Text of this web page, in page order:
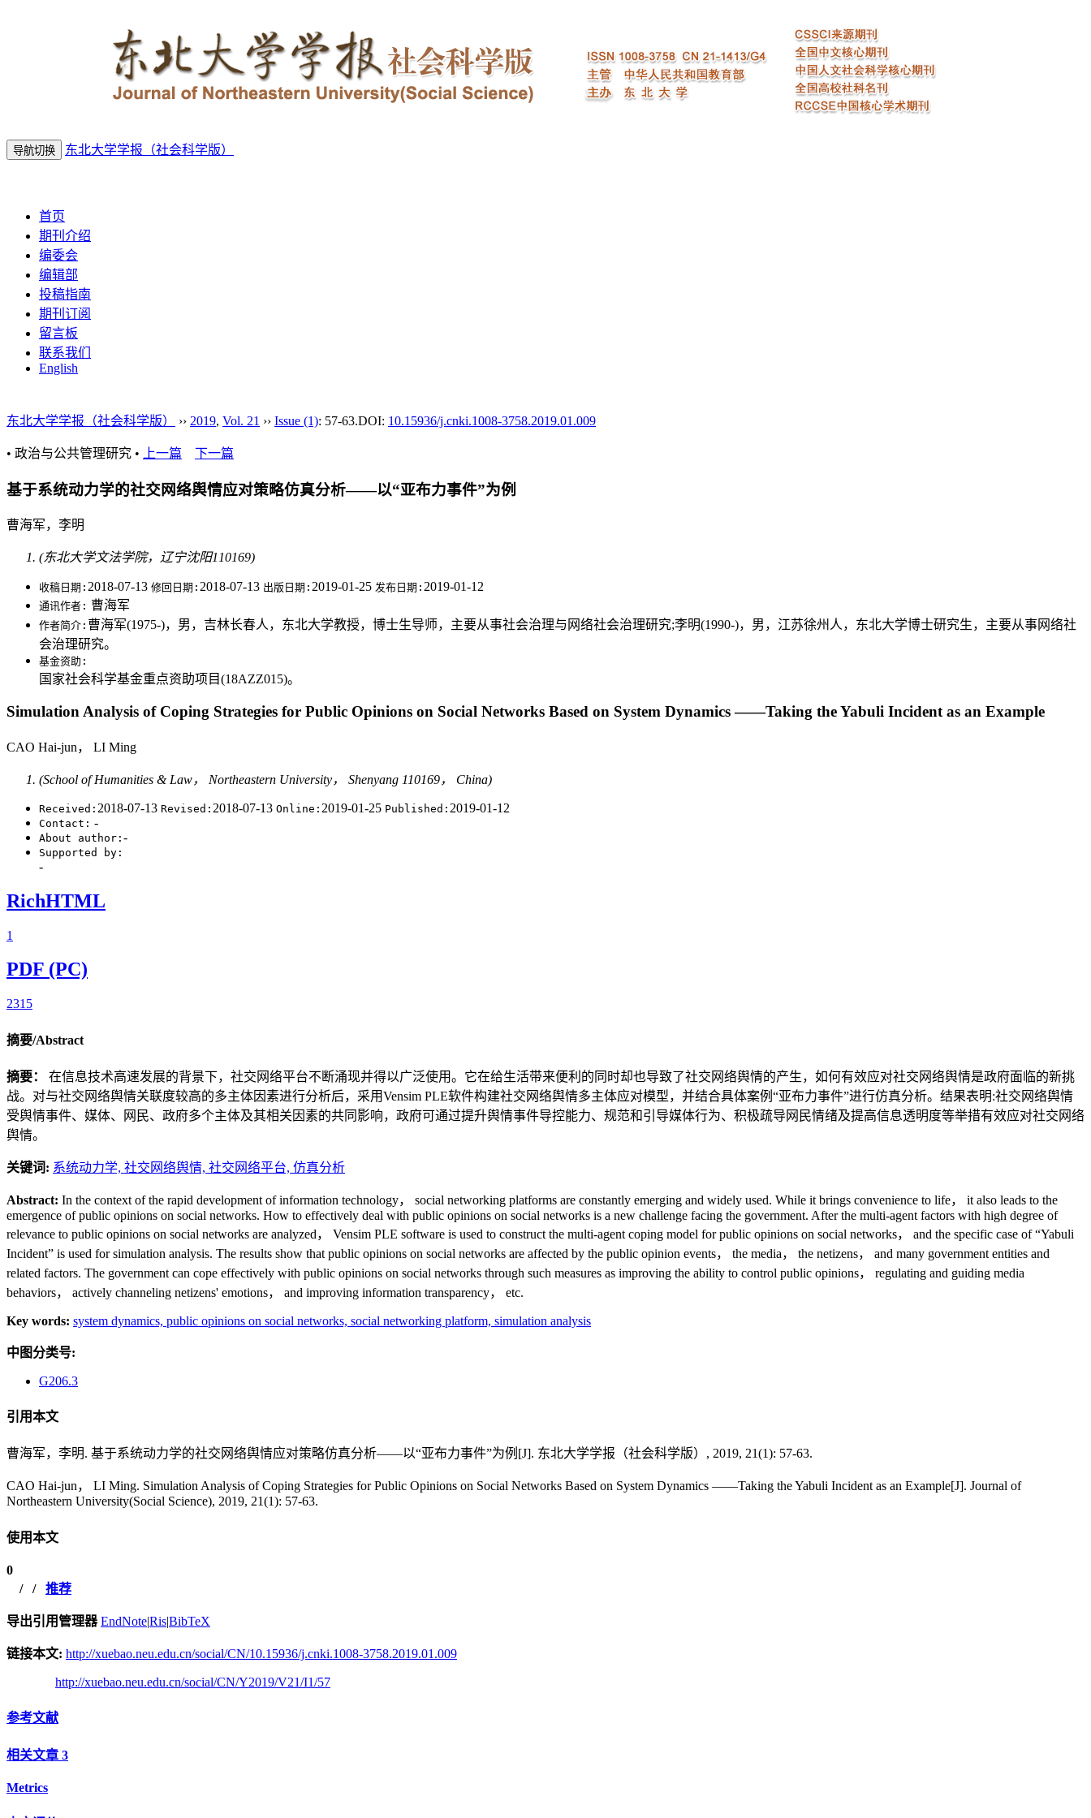
导航切换 东北大学学报（社会科学版）
首页
期刊介绍
编委会
编辑部
投稿指南
期刊订阅
留言板
联系我们
English
东北大学学报（社会科学版） ›› 2019, Vol. 21 ›› Issue (1): 57-63.DOI: 10.15936/j.cnki.1008-3758.2019.01.009
• 政治与公共管理研究 • 上一篇 下一篇
基于系统动力学的社交网络舆情应对策略仿真分析——以“亚布力事件”为例
曹海军，李明
(东北大学文法学院，辽宁沈阳110169)
收稿日期: 2018-07-13 修回日期: 2018-07-13 出版日期: 2019-01-25 发布日期: 2019-01-12
通讯作者: 曹海军
作者简介: 曹海军(1975-)，男，吉林长春人，东北大学教授，博士生导师，主要从事社会治理与网络社会治理研究;李明(1990-)，男，江苏徐州人，东北大学博士研究生，主要从事网络社
会治理研究。
基金资助:
国家社会科学基金重点资助项目(18AZZ015)。
Simulation Analysis of Coping Strategies for Public Opinions on Social Networks Based on System Dynamics ——Taking the Yabuli Incident as an Example
CAO Hai-jun， LI Ming
(School of Humanities & Law， Northeastern University， Shenyang 110169， China)
Received: 2018-07-13 Revised: 2018-07-13 Online: 2019-01-25 Published: 2019-01-12
Contact: -
About author: -
Supported by:
-
RichHTML
1
PDF (PC)
2315
摘要/Abstract
摘要： 在信息技术高速发展的背景下，社交网络平台不断涌现并得以广泛使用。它在给生活带来便利的同时却也导致了社交网络舆情的产生，如何有效应对社交网络舆情是政府面临的新挑
战。对与社交网络舆情关联度较高的多主体因素进行分析后，采用Vensim PLE软件构建社交网络舆情多主体应对模型，并结合具体案例“亚布力事件”进行仿真分析。结果表明:社交网络舆情
受舆情事件、媒体、网民、政府多个主体及其相关因素的共同影响，政府可通过提升舆情事件导控能力、规范和引导媒体行为、积极疏导网民情绪及提高信息透明度等举措有效应对社交网络
舆情。
关键词: 系统动力学, 社交网络舆情, 社交网络平台, 仿真分析
Abstract: In the context of the rapid development of information technology， social networking platforms are constantly emerging and widely used. While it brings convenience to life， it also leads to the
emergence of public opinions on social networks. How to effectively deal with public opinions on social networks is a new challenge facing the government. After the multi-agent factors with high degree of
relevance to public opinions on social networks are analyzed， Vensim PLE software is used to construct the multi-agent coping model for public opinions on social networks， and the specific case of “Yabuli
Incident” is used for simulation analysis. The results show that public opinions on social networks are affected by the public opinion events， the media， the netizens， and many government entities and
related factors. The government can cope effectively with public opinions on social networks through such measures as improving the ability to control public opinions， regulating and guiding media
behaviors， actively channeling netizens' emotions， and improving information transparency， etc.
Key words: system dynamics, public opinions on social networks, social networking platform, simulation analysis
中图分类号:
G206.3
引用本文
曹海军，李明. 基于系统动力学的社交网络舆情应对策略仿真分析——以“亚布力事件”为例[J]. 东北大学学报（社会科学版）, 2019, 21(1): 57-63.
CAO Hai-jun， LI Ming. Simulation Analysis of Coping Strategies for Public Opinions on Social Networks Based on System Dynamics ——Taking the Yabuli Incident as an Example[J]. Journal of
Northeastern University(Social Science), 2019, 21(1): 57-63.
使用本文
0
/ / 推荐
导出引用管理器 EndNote|Ris|BibTeX
链接本文: http://xuebao.neu.edu.cn/social/CN/10.15936/j.cnki.1008-3758.2019.01.009
http://xuebao.neu.edu.cn/social/CN/Y2019/V21/I1/57
参考文献
相关文章 3
Metrics